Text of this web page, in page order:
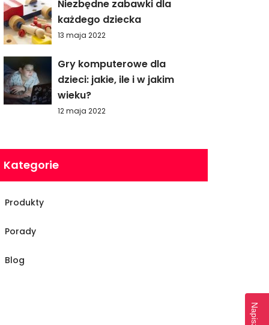
Niezbędne zabawki dla
każdego dziecka
13 maja 2022
Gry komputerowe dla
dzieci: jakie, ile i w jakim
wieku?
12 maja 2022
Kategorie
Produkty
Porady
Blog